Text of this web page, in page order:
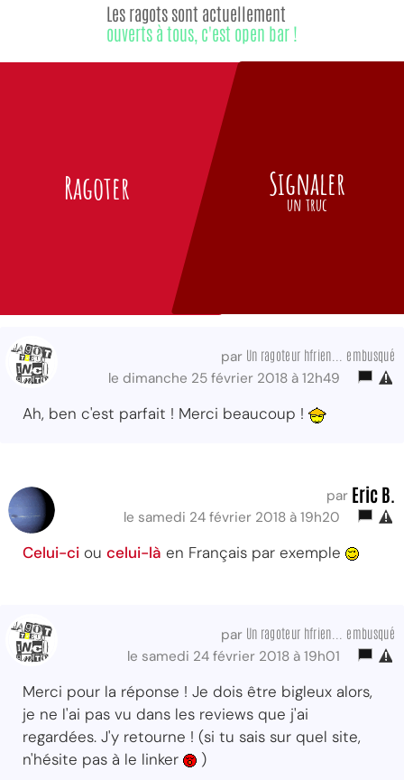
Ragoter
Les ragots sont actuellement
ouverts à tous, c'est open bar !
Signaler
un truc
par Un ragoteur hfrien... embusqué
le dimanche 25 février 2018 à 12h49
Ah, ben c'est parfait ! Merci beaucoup !
par Eric B.
le samedi 24 février 2018 à 19h20
Celui-ci ou celui-là en Français par exemple
par Un ragoteur hfrien... embusqué
le samedi 24 février 2018 à 19h01
Merci pour la réponse ! Je dois être bigleux alors,
je ne l'ai pas vu dans les reviews que j'ai
regardées. J'y retourne ! (si tu sais sur quel site,
n'hésite pas à le linker
)